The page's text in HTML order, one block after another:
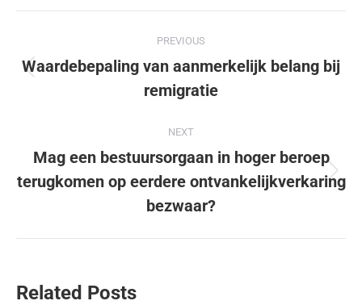
PREVIOUS
Waardebepaling van aanmerkelijk belang bij
remigratie
NEXT
Mag een bestuursorgaan in hoger beroep
terugkomen op eerdere ontvankelijkverkaring
bezwaar?
Related Posts